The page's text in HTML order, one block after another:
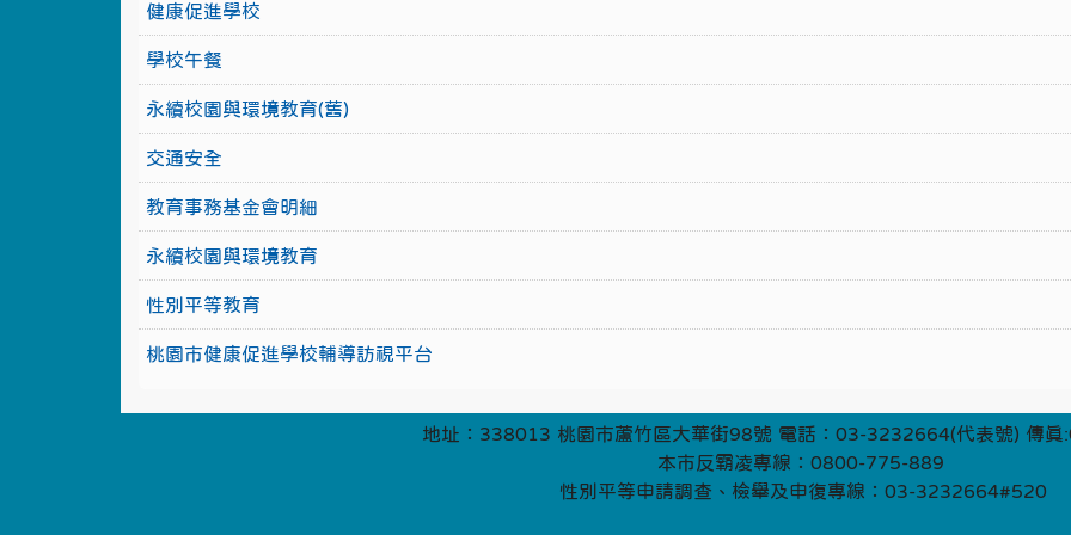
健康促進學校
學校午餐
永續校園與環境教育(舊)
交通安全
教育事務基金會明細
永續校園與環境教育
性別平等教育
桃園市健康促進學校輔導訪視平台
地址：338013 桃園市蘆竹區大華街98號 電話：03-3232664(代表號) 傳
本市反霸凌專線：0800-775-889
性別平等申請調查、檢舉及申復專線：03-3232664#520